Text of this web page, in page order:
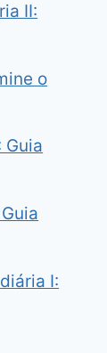
II:
o
Guia
I: